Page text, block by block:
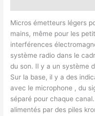
Micros émetteurs légers
mains, même pour les
interférences
système radio dans le
du son. Il y a un système
Sur la base, il y a des
avec le microphone , du
séparé pour chaque
alimentés par des piles